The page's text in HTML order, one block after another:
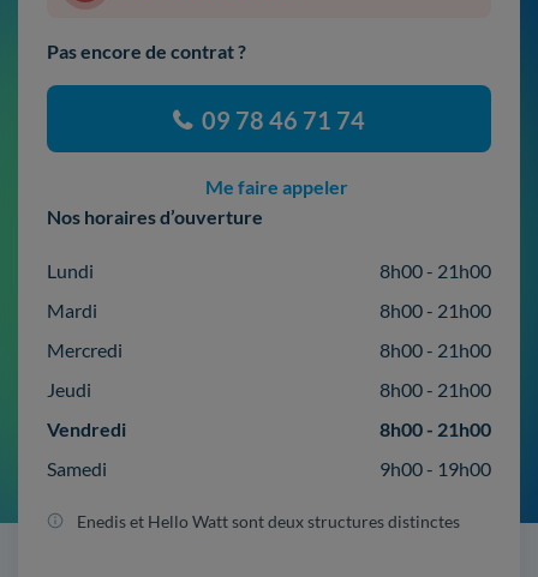
Pas encore de contrat ?
09 78 46 71 74
Me faire appeler
Nos horaires d’ouverture
Lundi
8h00 - 21h00
Mardi
8h00 - 21h00
Mercredi
8h00 - 21h00
Jeudi
8h00 - 21h00
Vendredi
8h00 - 21h00
Samedi
9h00 - 19h00
Enedis et Hello Watt sont deux structures distinctes